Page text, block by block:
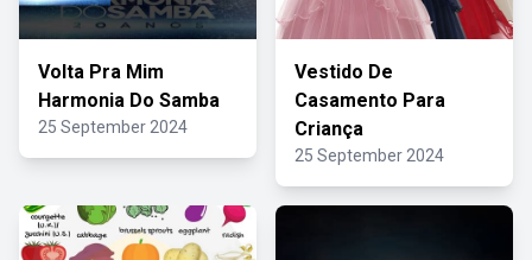
Volta Pra Mim
Harmonia Do Samba
25 September 2024
Vestido De
Casamento Para
Criança
25 September 2024